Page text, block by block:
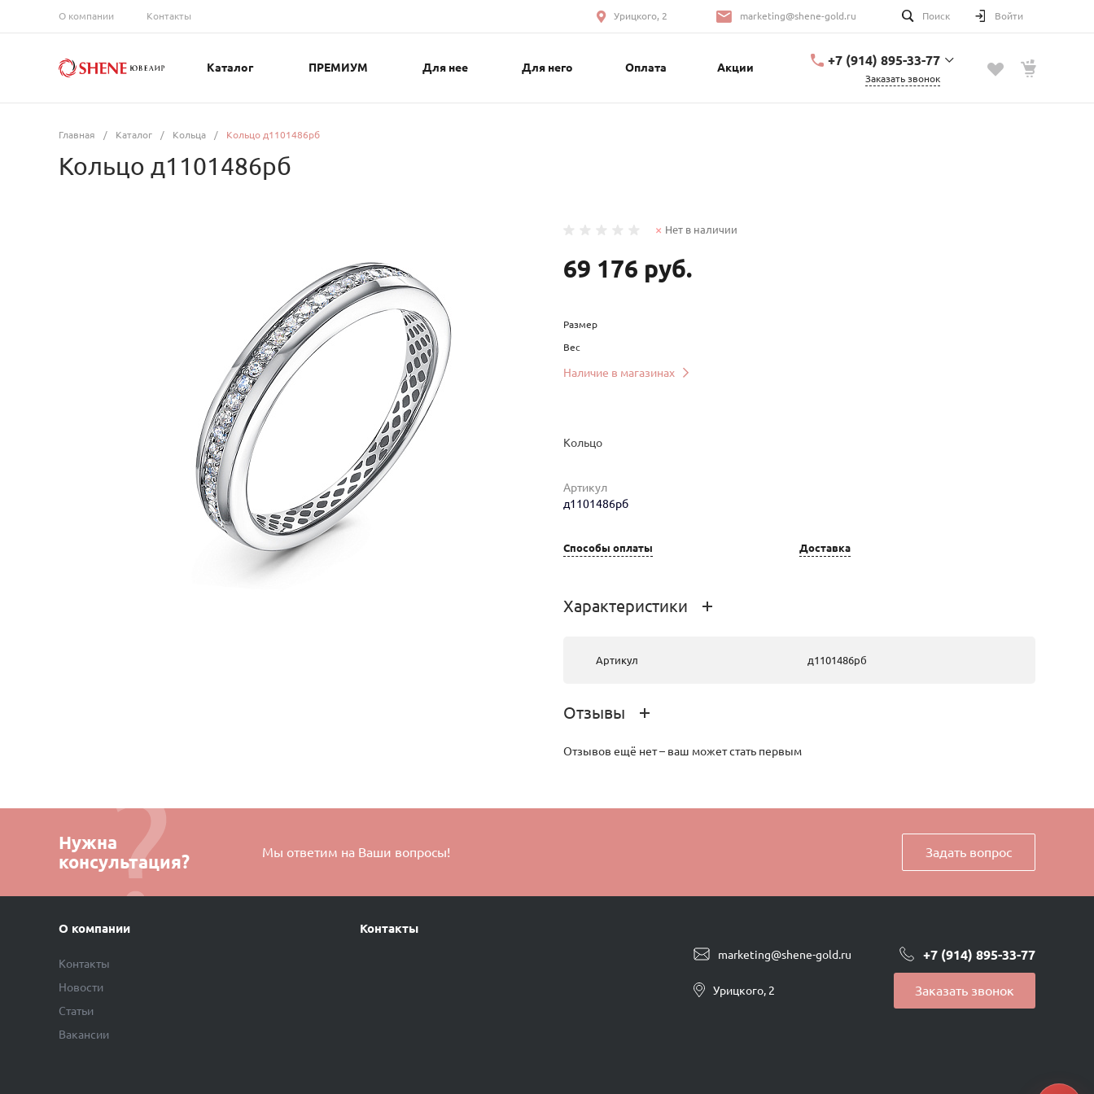
О компании Контакты Урицкого, 2 marketing@shene-gold.ru Поиск Войти
Каталог ПРЕМИУМ Для нее Для него Оплата Акции
+7 (914) 895-33-77
Заказать звонок
Главная / Каталог / Кольца / Кольцо д1101486рб
Кольцо д1101486рб
Нет в наличии
69 176 руб.
Размер
Вес
Наличие в магазинах
Наименование товара
69 176 руб.
г.Ангарск, ТК
Кольцо
Артикул
д1101486рб
Способы оплаты Доставка
Характеристики
Артикул д1101486рб
Отзывы
Отзывов ещё нет – ваш может стать первым
Нужна
консультация?
Мы ответим на Ваши вопросы! Задать вопрос
О компании
Контакты
Новости
Статьи
Вакансии
Контакты
marketing@shene-gold.ru +7 (914) 895-33-77
Урицкого, 2 Заказать звонок